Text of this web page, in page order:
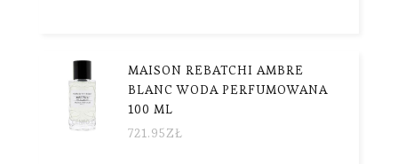
MAISON REBATCHI AMBRE
BLANC WODA PERFUMOWANA
100 ML
721.95ZŁ